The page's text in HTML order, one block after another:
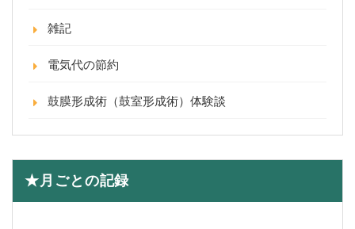
雑記
電気代の節約
鼓膜形成術（鼓室形成術）体験談
★月ごとの記録